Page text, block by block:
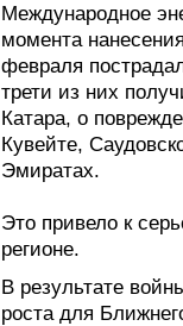
Международное
момента
февраля
трети из них
Катара, о
Кувейте,
Эмиратах.
Это привело к
регионе.
В результате
роста для